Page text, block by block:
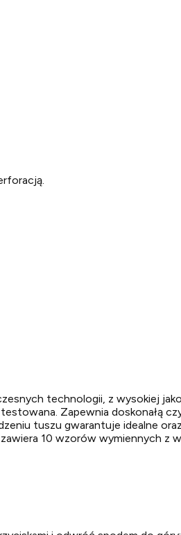
technologii, z wysokiej
Zapewnia doskonałą
tuszu gwarantuje idealne
10 wzorów wymiennych z